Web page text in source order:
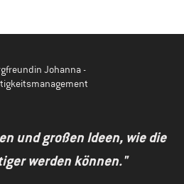
Johanna -
und großen Ideen, wie die
werden können."